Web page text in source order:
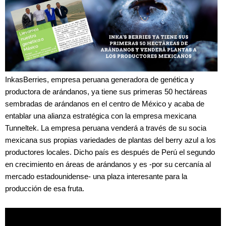
InkasBerries, empresa peruana generadora de genética y
productora de arándanos, ya tiene sus primeras 50 hectáreas
sembradas de arándanos en el centro de México y acaba de
entablar una alianza estratégica con la empresa mexicana
Tunneltek. La empresa peruana venderá a través de su socia
mexicana sus propias variedades de plantas del berry azul a los
productores locales. Dicho país es después de Perú el segundo
en crecimiento en áreas de arándanos y es -por su cercanía al
mercado estadounidense- una plaza interesante para la
producción de esa fruta.